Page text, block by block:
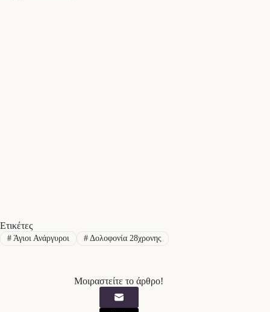
Ετικέτες
#Άγιοι Ανάργυροι #Δολοφονία 28χρονης
Μοιραστείτε το άρθρο!